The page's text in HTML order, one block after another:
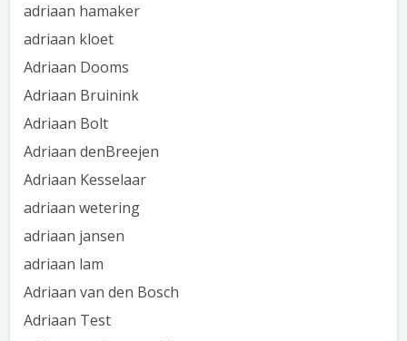
adriaan hamaker
adriaan kloet
Adriaan Dooms
Adriaan Bruinink
Adriaan Bolt
Adriaan denBreejen
Adriaan Kesselaar
adriaan wetering
adriaan jansen
adriaan lam
Adriaan van den Bosch
Adriaan Test